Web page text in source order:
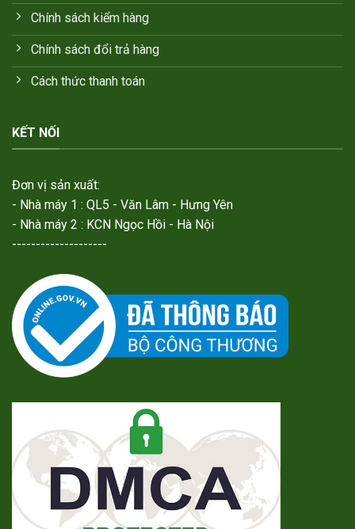
Chính sách kiểm hàng
Chính sách đổi trả hàng
Cách thức thanh toán
KẾT NỐI
Đơn vị sản xuất:
- Nhà máy 1 : QL5 - Văn Lâm - Hưng Yên
- Nhà máy 2 : KCN Ngọc Hồi - Hà Nội
--------------------